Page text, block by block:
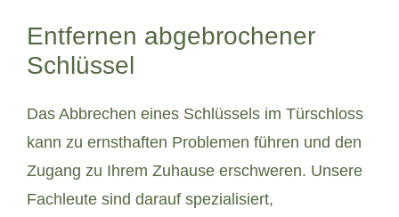
Entfernen abgebrochener
Schlüssel
Das Abbrechen eines Schlüssels im Türschloss
kann zu ernsthaften Problemen führen und den
Zugang zu Ihrem Zuhause erschweren. Unsere
Fachleute sind darauf spezialisiert,